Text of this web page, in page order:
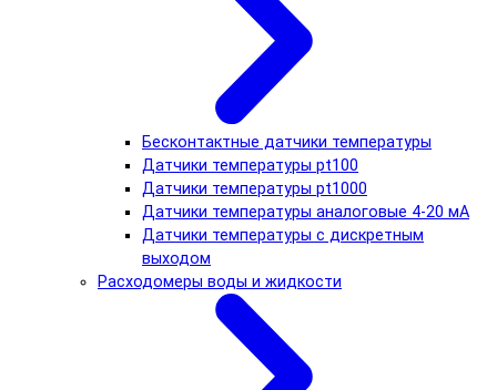
Бесконтактные датчики температуры
Датчики температуры pt100
Датчики температуры pt1000
Датчики температуры аналоговые 4-20 мА
Датчики температуры с дискретным
выходом
Расходомеры воды и жидкости